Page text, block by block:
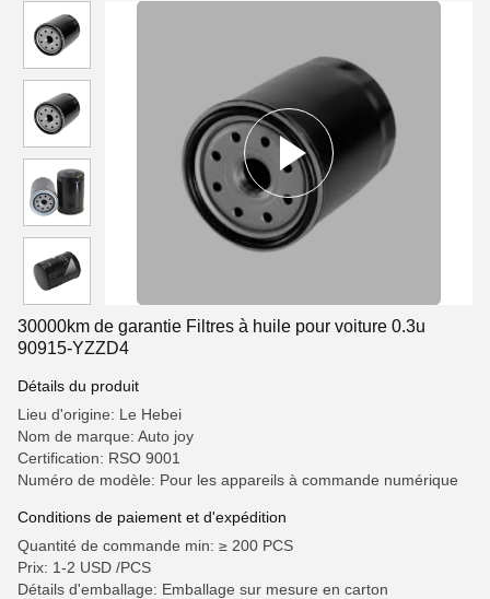
30000km de garantie Filtres à huile pour voiture 0.3u
90915-YZZD4
Détails du produit
Lieu d'origine: Le Hebei
Nom de marque: Auto joy
Certification: RSO 9001
Numéro de modèle: Pour les appareils à commande numérique
Conditions de paiement et d'expédition
Quantité de commande min: ≥ 200 PCS
Prix: 1-2 USD /PCS
Détails d'emballage: Emballage sur mesure en carton